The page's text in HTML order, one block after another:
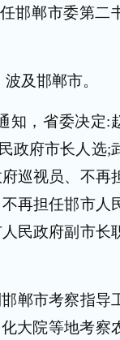
邯郸市委第二
及邯郸市。
知，省委决定:
政府市长人选;
巡视员、不再
再担任邯市人
民政府副市长
郸市考察指导
大院等地考察